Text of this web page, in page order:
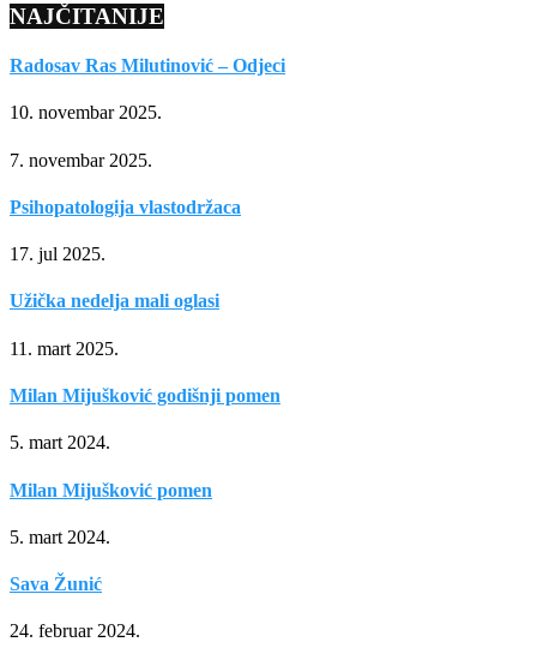
NAJČITANIJE
Radosav Ras Milutinović – Odjeci
10. novembar 2025.
7. novembar 2025.
Psihopatologija vlastodržaca
17. jul 2025.
Užička nedelja mali oglasi
11. mart 2025.
Milan Mijušković godišnji pomen
5. mart 2024.
Milan Mijušković pomen
5. mart 2024.
Sava Žunić
24. februar 2024.